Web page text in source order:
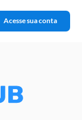
Acesse sua conta